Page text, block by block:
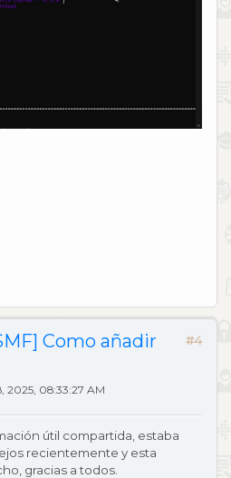
#4
Como añadir
2025, 08:33:27 AM
útil compartida, estaba
recientemente y esta
gracias a todos.